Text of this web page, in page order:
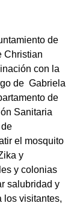
de
Christian
con la
de  Gabriela
de
Sanitaria
el mosquito
y
y colonias
salubridad y
los visitantes,